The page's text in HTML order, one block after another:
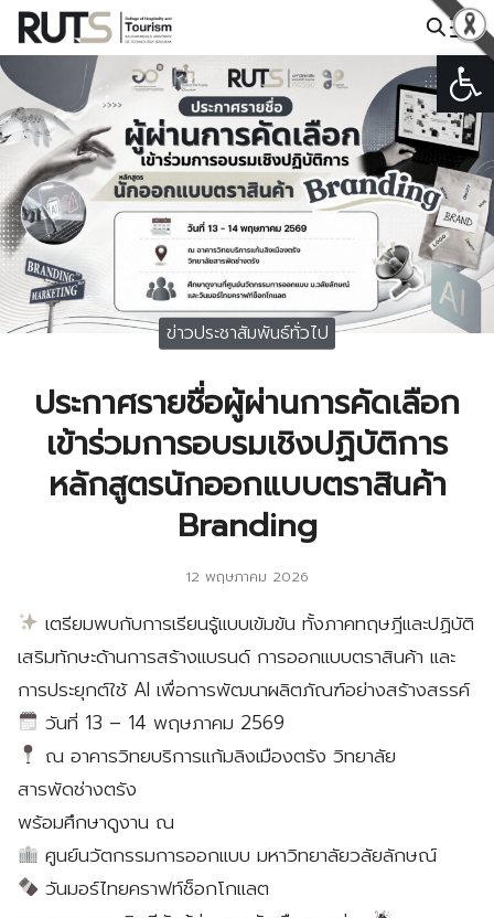
Skip
content
for:
ข่าวประชาสัมพันธ์ทั่วไป
ประกาศรายชื่อผู้ผ่านการคัดเลือก
เข้าร่วมการอบรมเชิงปฏิบัติการ
หลักสูตรนักออกแบบตราสินค้า
Branding
12 พฤษภาคม 2026
เตรียมพบกับการเรียนรู้แบบเข้มข้น ทั้งภาคทฤษฎีและปฏิบัติ
เสริมทักษะด้านการสร้างแบรนด์ การออกแบบตราสินค้า และ
การประยุกต์ใช้ AI เพื่อการพัฒนาผลิตภัณฑ์อย่างสร้างสรรค์
วันที่ 13 – 14 พฤษภาคม 2569
ณ อาคารวิทยบริการแก้มลิงเมืองตรัง วิทยาลัย
สารพัดช่างตรัง
พร้อมศึกษาดูงาน ณ
ศูนย์นวัตกรรมการออกแบบ มหาวิทยาลัยวลัยลักษณ์
วันมอร์ไทยคราฟท์ช็อกโกแลต